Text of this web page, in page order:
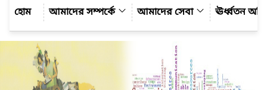
আমাদের সম্পর্কে
আমাদের সেবা ঊর্ধ্বতন